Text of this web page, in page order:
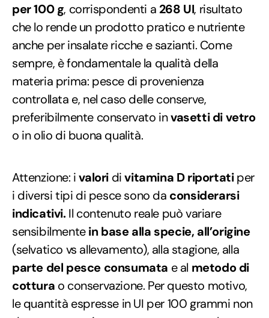
per 100 g, corrispondenti a 268 UI, risultato
che lo rende un prodotto pratico e nutriente
anche per insalate ricche e sazianti. Come
sempre, è fondamentale la qualità della
materia prima: pesce di provenienza
controllata e, nel caso delle conserve,
preferibilmente conservato invasetti di vetro
o in olio di buona qualità.
Attenzione: ivalori divitamina D riportatiper
i diversi tipi di pesce sono da considerarsi
indicativi.Il contenuto reale può variare
sensibilmentein base alla specie, all’origine
(selvatico vs allevamento), alla stagione, alla
parte del pesce consumata e al metodo di
cottura o conservazione. Per questo motivo,
le quantità espresse in UI per 100 grammi non